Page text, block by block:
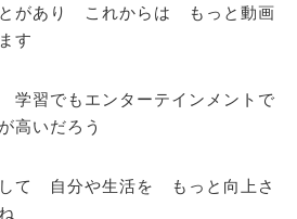
があり これからは もっと動画
す
習でもエンターテインメントで
高いだろう
て 自分や生活を もっと向上さ